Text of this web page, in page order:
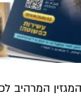
המרהיב